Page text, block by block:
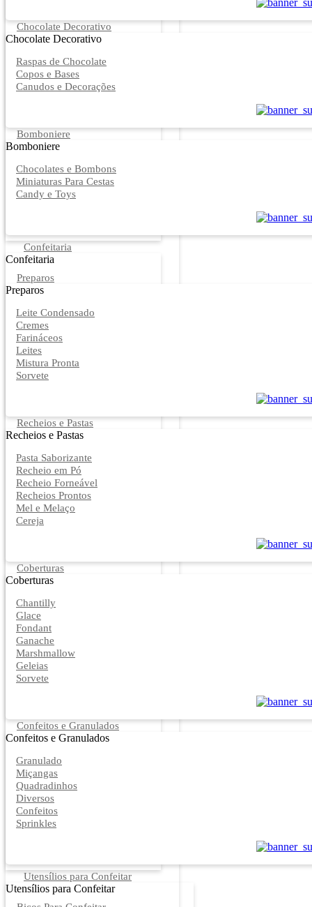
Chocolate Decorativo
Chocolate Decorativo
Raspas de Chocolate
Copos e Bases
Canudos e Decorações
Bomboniere
Bomboniere
Chocolates e Bombons
Miniaturas Para Cestas
Candy e Toys
Confeitaria
Confeitaria
Preparos
Preparos
Leite Condensado
Cremes
Farináceos
Leites
Mistura Pronta
Sorvete
Recheios e Pastas
Recheios e Pastas
Pasta Saborizante
Recheio em Pó
Recheio Forneável
Recheios Prontos
Mel e Melaço
Cereja
Coberturas
Coberturas
Chantilly
Glace
Fondant
Ganache
Marshmallow
Geleias
Sorvete
Confeitos e Granulados
Confeitos e Granulados
Granulado
Miçangas
Quadradinhos
Diversos
Confeitos
Sprinkles
Utensílios para Confeitar
Utensílios para Confeitar